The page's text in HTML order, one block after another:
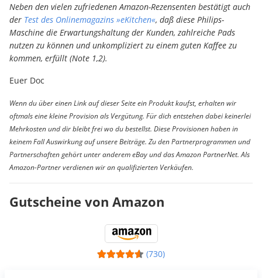
Neben den vielen zufriedenen Amazon-Rezensenten bestätigt auch
der Test des Onlinemagazins »eKitchen«, daß diese Philips-
Maschine die Erwartungshaltung der Kunden, zahlreiche Pads
nutzen zu können und unkompliziert zu einem guten Kaffee zu
kommen, erfüllt (Note 1,2).
Euer Doc
Wenn du über einen Link auf dieser Seite ein Produkt kaufst, erhalten wir
oftmals eine kleine Provision als Vergütung. Für dich entstehen dabei keinerlei
Mehrkosten und dir bleibt frei wo du bestellst. Diese Provisionen haben in
keinem Fall Auswirkung auf unsere Beiträge. Zu den Partnerprogrammen und
Partnerschaften gehört unter anderem eBay und das Amazon PartnerNet. Als
Amazon-Partner verdienen wir an qualifizierten Verkäufen.
Gutscheine von Amazon
(730)